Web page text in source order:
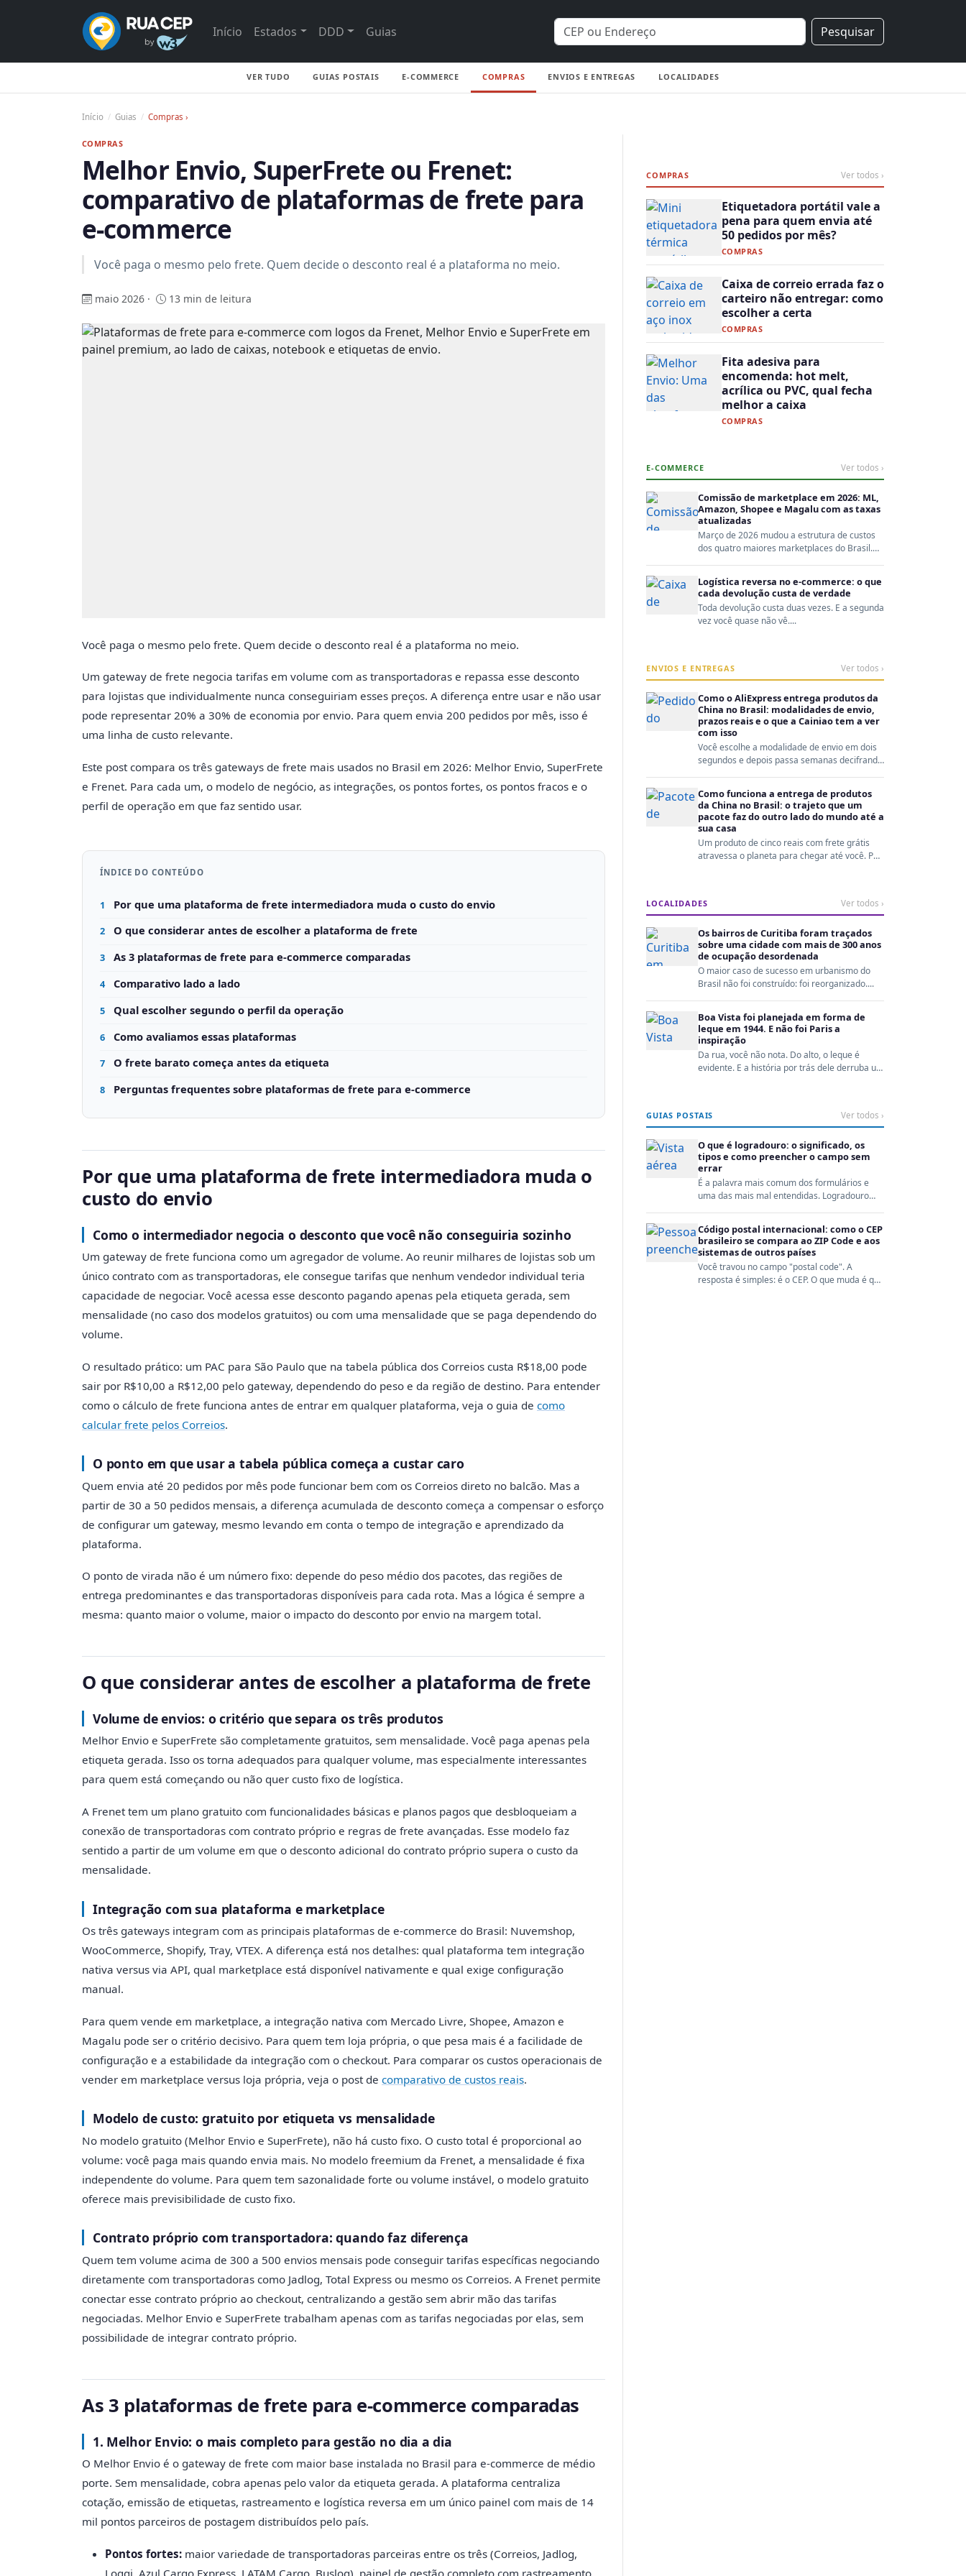
Início Estados DDD Guias Pesquisar
VER TUDO GUIAS POSTAIS E-COMMERCE COMPRAS ENVIOS E ENTREGAS LOCALIDADES
Início Guias Compras ›
COMPRAS
Melhor Envio, SuperFrete ou Frenet:
comparativo de plataformas de frete para
e-commerce
Você paga o mesmo pelo frete. Quem decide o desconto real é a plataforma no meio.
maio 2026 · 13 min de leitura
Você paga o mesmo pelo frete. Quem decide o desconto real é a plataforma no meio.
Um gateway de frete negocia tarifas em volume com as transportadoras e repassa esse desconto
para lojistas que individualmente nunca conseguiriam esses preços. A diferença entre usar e não usar
pode representar 20% a 30% de economia por envio. Para quem envia 200 pedidos por mês, isso é
uma linha de custo relevante.
Este post compara os três gateways de frete mais usados no Brasil em 2026: Melhor Envio, SuperFrete
e Frenet. Para cada um, o modelo de negócio, as integrações, os pontos fortes, os pontos fracos e o
perfil de operação em que faz sentido usar.
ÍNDICE DO CONTEÚDO
1 Por que uma plataforma de frete intermediadora muda o custo do envio
2 O que considerar antes de escolher a plataforma de frete
3 As 3 plataformas de frete para e-commerce comparadas
4 Comparativo lado a lado
5 Qual escolher segundo o perfil da operação
6 Como avaliamos essas plataformas
7 O frete barato começa antes da etiqueta
8 Perguntas frequentes sobre plataformas de frete para e-commerce
Por que uma plataforma de frete intermediadora muda o
custo do envio
Como o intermediador negocia o desconto que você não conseguiria sozinho
Um gateway de frete funciona como um agregador de volume. Ao reunir milhares de lojistas sob um
único contrato com as transportadoras, ele consegue tarifas que nenhum vendedor individual teria
capacidade de negociar. Você acessa esse desconto pagando apenas pela etiqueta gerada, sem
mensalidade (no caso dos modelos gratuitos) ou com uma mensalidade que se paga dependendo do
volume.
O resultado prático: um PAC para São Paulo que na tabela pública dos Correios custa R$18,00 pode
sair por R$10,00 a R$12,00 pelo gateway, dependendo do peso e da região de destino. Para entender
como o cálculo de frete funciona antes de entrar em qualquer plataforma, veja o guia de como
calcular frete pelos Correios.
O ponto em que usar a tabela pública começa a custar caro
Quem envia até 20 pedidos por mês pode funcionar bem com os Correios direto no balcão. Mas a
partir de 30 a 50 pedidos mensais, a diferença acumulada de desconto começa a compensar o esforço
de configurar um gateway, mesmo levando em conta o tempo de integração e aprendizado da
plataforma.
O ponto de virada não é um número fixo: depende do peso médio dos pacotes, das regiões de
entrega predominantes e das transportadoras disponíveis para cada rota. Mas a lógica é sempre a
mesma: quanto maior o volume, maior o impacto do desconto por envio na margem total.
O que considerar antes de escolher a plataforma de frete
Volume de envios: o critério que separa os três produtos
Melhor Envio e SuperFrete são completamente gratuitos, sem mensalidade. Você paga apenas pela
etiqueta gerada. Isso os torna adequados para qualquer volume, mas especialmente interessantes
para quem está começando ou não quer custo fixo de logística.
A Frenet tem um plano gratuito com funcionalidades básicas e planos pagos que desbloqueiam a
conexão de transportadoras com contrato próprio e regras de frete avançadas. Esse modelo faz
sentido a partir de um volume em que o desconto adicional do contrato próprio supera o custo da
mensalidade.
Integração com sua plataforma e marketplace
Os três gateways integram com as principais plataformas de e-commerce do Brasil: Nuvemshop,
WooCommerce, Shopify, Tray, VTEX. A diferença está nos detalhes: qual plataforma tem integração
nativa versus via API, qual marketplace está disponível nativamente e qual exige configuração
manual.
Para quem vende em marketplace, a integração nativa com Mercado Livre, Shopee, Amazon e
Magalu pode ser o critério decisivo. Para quem tem loja própria, o que pesa mais é a facilidade de
configuração e a estabilidade da integração com o checkout. Para comparar os custos operacionais de
vender em marketplace versus loja própria, veja o post de comparativo de custos reais.
Modelo de custo: gratuito por etiqueta vs mensalidade
No modelo gratuito (Melhor Envio e SuperFrete), não há custo fixo. O custo total é proporcional ao
volume: você paga mais quando envia mais. No modelo freemium da Frenet, a mensalidade é fixa
independente do volume. Para quem tem sazonalidade forte ou volume instável, o modelo gratuito
oferece mais previsibilidade de custo fixo.
Contrato próprio com transportadora: quando faz diferença
Quem tem volume acima de 300 a 500 envios mensais pode conseguir tarifas específicas negociando
diretamente com transportadoras como Jadlog, Total Express ou mesmo os Correios. A Frenet permite
conectar esse contrato próprio ao checkout, centralizando a gestão sem abrir mão das tarifas
negociadas. Melhor Envio e SuperFrete trabalham apenas com as tarifas negociadas por elas, sem
possibilidade de integrar contrato próprio.
As 3 plataformas de frete para e-commerce comparadas
1. Melhor Envio: o mais completo para gestão no dia a dia
O Melhor Envio é o gateway de frete com maior base instalada no Brasil para e-commerce de médio
porte. Sem mensalidade, cobra apenas pelo valor da etiqueta gerada. A plataforma centraliza
cotação, emissão de etiquetas, rastreamento e logística reversa em um único painel com mais de 14
mil pontos parceiros de postagem distribuídos pelo país.
Pontos fortes: maior variedade de transportadoras parceiras entre os três (Correios, Jadlog,
Loggi, Azul Cargo Express, LATAM Cargo, Buslog), painel de gestão completo com rastreamento
COMPRAS Ver todos ›
Etiquetadora portátil vale a
pena para quem envia até
50 pedidos por mês?
COMPRAS
Caixa de correio errada faz o
carteiro não entregar: como
escolher a certa
COMPRAS
Fita adesiva para
encomenda: hot melt,
acrílica ou PVC, qual fecha
melhor a caixa
COMPRAS
E-COMMERCE Ver todos ›
Comissão de marketplace em 2026: ML,
Amazon, Shopee e Magalu com as taxas
atualizadas
Março de 2026 mudou a estrutura de custos
dos quatro maiores marketplaces do Brasil.
Logística reversa no e-commerce: o que
cada devolução custa de verdade
Toda devolução custa duas vezes. E a segunda
vez você quase não vê....
ENVIOS E ENTREGAS Ver todos ›
Como o AliExpress entrega produtos da
China no Brasil: modalidades de envio,
prazos reais e o que a Cainiao tem a ver
com isso
Você escolhe a modalidade de envio em dois
segundos e depois passa semanas decifrando
Como funciona a entrega de produtos
da China no Brasil: o trajeto que um
pacote faz do outro lado do mundo até a
sua casa
Um produto de cinco reais com frete grátis
atravessa o planeta para chegar até você. Por
LOCALIDADES Ver todos ›
Os bairros de Curitiba foram traçados
sobre uma cidade com mais de 300 anos
de ocupação desordenada
O maior caso de sucesso em urbanismo do
Brasil não foi construído: foi reorganizado....
Boa Vista foi planejada em forma de
leque em 1944. E não foi Paris a
inspiração
Da rua, você não nota. Do alto, o leque é
evidente. E a história por trás dele derruba um
GUIAS POSTAIS Ver todos ›
O que é logradouro: o significado, os
tipos e como preencher o campo sem
errar
É a palavra mais comum dos formulários e
uma das mais mal entendidas. Logradouro
Código postal internacional: como o CEP
brasileiro se compara ao ZIP Code e aos
sistemas de outros países
Você travou no campo "postal code". A
resposta é simples: é o CEP. O que muda é que